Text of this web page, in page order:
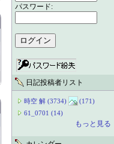
パスワード:
日記投稿者リスト
時空 解 (3734)
(171)
61_0701 (14)
もっと見る